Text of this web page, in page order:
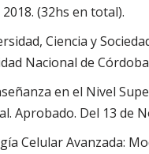
(32hs en total).
Ciencia y
Nacional de
en el Nivel
Aprobado. Del 13 de
Celular Avanzada: